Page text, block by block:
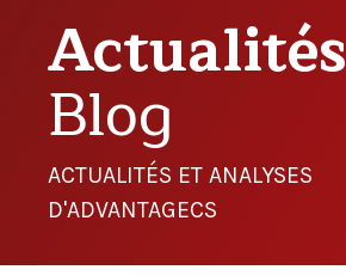
Actualités
Blog
ACTUALITÉS ET ANALYSES
D'ADVANTAGECS